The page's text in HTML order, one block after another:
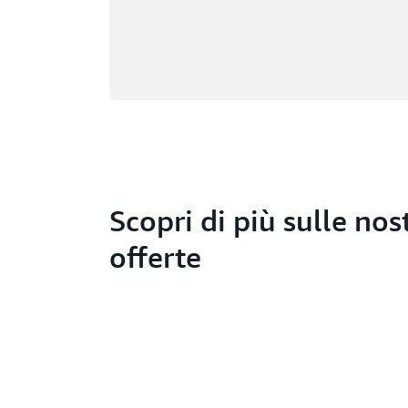
Scopri di più sulle
offerte